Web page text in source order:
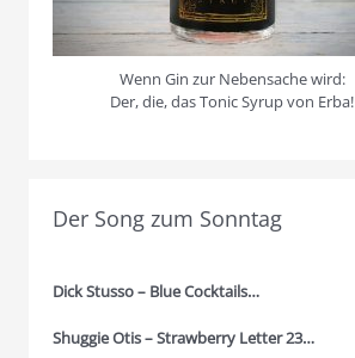
Wenn Gin zur Nebensache wird:
Der, die, das Tonic Syrup von Erba!
Der Song zum Sonntag
Dick Stusso – Blue Cocktails…
Shuggie Otis – Strawberry Letter 23…